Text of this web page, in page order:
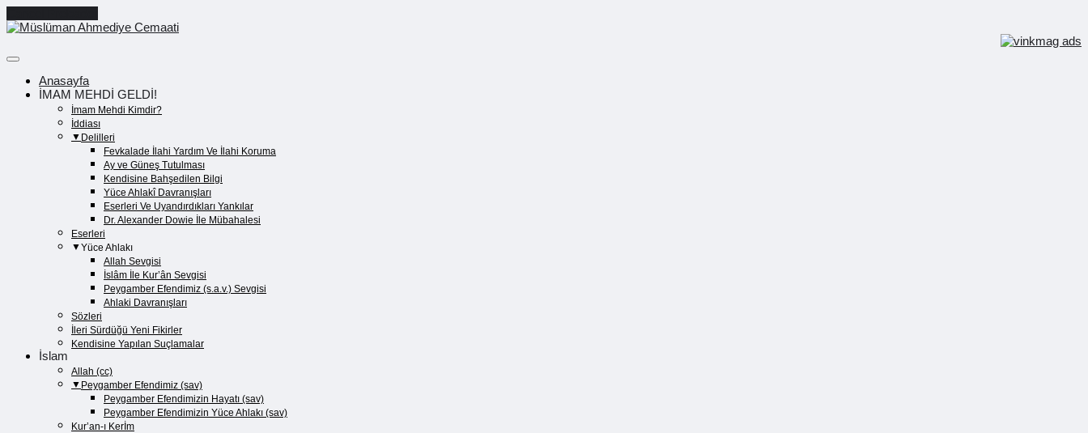
Anasayfa
İMAM MEHDİ GELDİ!
İmam Mehdi Kimdir?
İddiası
Delilleri
Fevkalade İlahi Yardım Ve İlahi Koruma
Ay ve Güneş Tutulması
Kendisine Bahşedilen Bilgi
Yüce Ahlakî Davranışları
Eserleri Ve Uyandırdıkları Yankılar
Dr. Alexander Dowie İle Mübahalesi
Eserleri
Yüce Ahlakı
Allah Sevgisi
İslâm İle Kur’ân Sevgisi
Peygamber Efendimiz (s.a.v.) Sevgisi
Ahlaki Davranışları
Sözleri
İleri Sürdüğü Yeni Fikirler
Kendisine Yapılan Suçlamalar
İslam
Allah (cc)
Peygamber Efendimiz (sav)
Peygamber Efendimizin Hayatı (sav)​
Peygamber Efendimizin Yüce Ahlakı (sav)​
Kur’an-ı Kerİm